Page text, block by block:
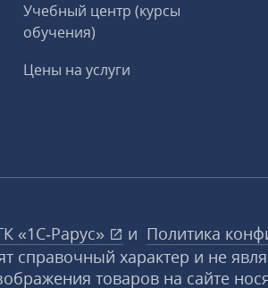
Учебный центр (курсы
обучения)
Цены на услуги
«1С‑Рарус» и Политика
справочный характер и не
товаров на сайте